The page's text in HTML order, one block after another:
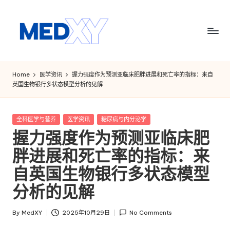
M
e
d
x
y
A
I
Home 医学资讯
握力强度作为预测亚临床肥胖进展和死亡率的指标：来自
英国生物银行多状态模型分析的见解
Posted
in
全科医学与营养 医学资讯 糖尿病与内分泌学
握力强度作为预测亚临床肥
胖进展和死亡率的指标：来
自英国生物银行多状态模型
分析的见解
Posted
By MedXY 2025年10月29日 No Comments